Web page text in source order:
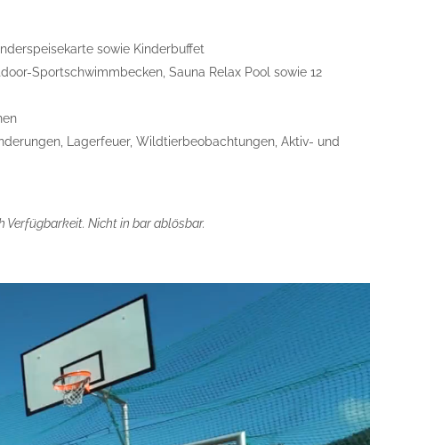
sowie Kinderbuffet
Sportschwimmbecken, Sauna Relax Pool sowie 12
Lagerfeuer, Wildtierbeobachtungen, Aktiv- und
Verfügbarkeit. Nicht in bar ablösbar.